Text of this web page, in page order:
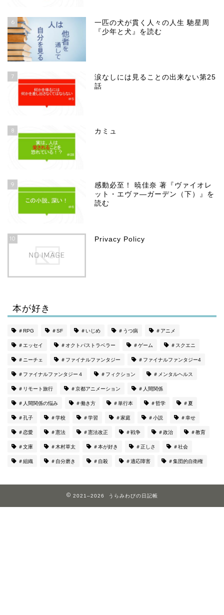
6
一匹の犬が貫く人々の人生 馳星周
『少年と犬』を読む
7
涙なしには見ることの出来ない第25
話
8 カミュ
9
感動必至！ 暁佳奈 著『ヴァイオレ
ット・エヴァ―ガーデン（下）』を
読む
10 Privacy Policy
本が好き
＃RPG ＃SF ＃いじめ ＃うつ病 ＃アニメ
＃エッセイ ＃オクトパストラベラー ＃ゲーム ＃スクエニ
＃ニーチェ ＃ファイナルファンタジー ＃ファイナルファンタジー4
＃ファイナルファンタジー４ ＃フィクション ＃メンタルヘルス
＃リモート旅行 ＃京都アニメーション ＃人間関係
＃人間関係の悩み ＃働き方 ＃単行本 ＃哲学 ＃夏
＃孔子 ＃学校 ＃学習 ＃家庭 ＃小説 ＃幸せ
＃恋愛 ＃憲法 ＃憲法改正 ＃戦争 ＃政治 ＃教育
＃文庫 ＃木村草太 ＃本が好き ＃正しさ ＃社会
＃組織 ＃自分磨き ＃自殺 ＃適応障害 ＃集団的自衛権
2021–2026 うらみわびの日記帳